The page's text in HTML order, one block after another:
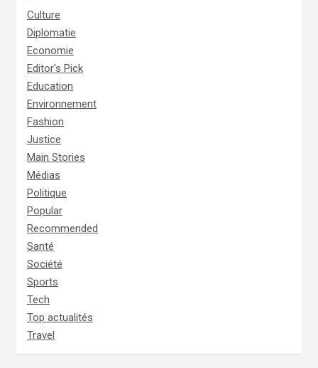
Culture
Diplomatie
Economie
Editor's Pick
Education
Environnement
Fashion
Justice
Main Stories
Médias
Politique
Popular
Recommended
Santé
Société
Sports
Tech
Top actualités
Travel